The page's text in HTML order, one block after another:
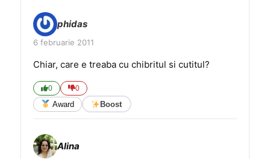
phidas
6 februarie 2011
Chiar, care e treaba cu chibritul si cutitul?
0 0
Award Boost
Alina